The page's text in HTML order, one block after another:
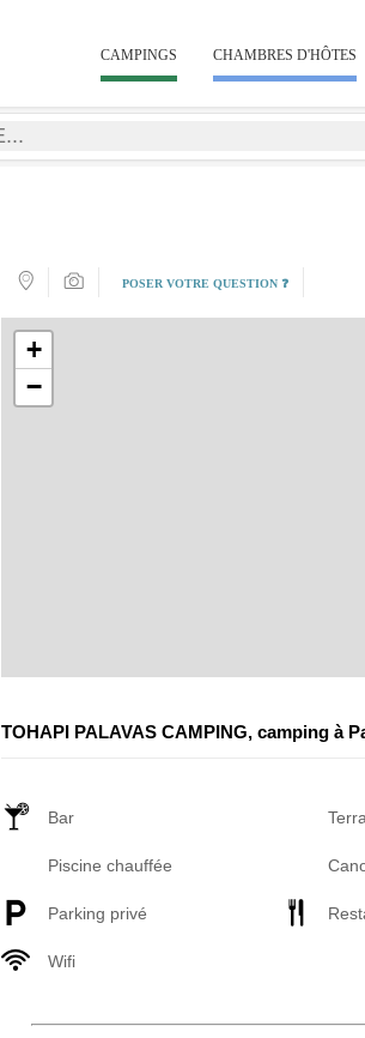
CAMPINGS CHAMBRES D'HÔTES
POSER VOTRE QUESTION ❓
+
−
TOHAPI PALAVAS CAMPING, camping à
Bar
Piscine chauffée
Parking privé
Wifi